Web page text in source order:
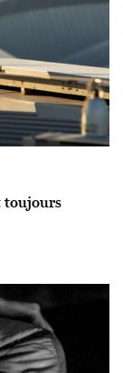
toujours